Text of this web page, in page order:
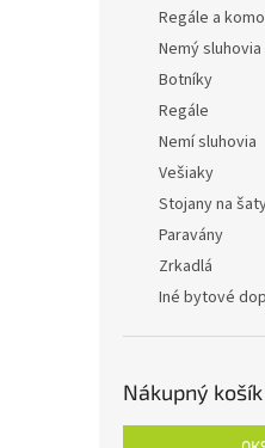
Regále a
Nemý sluhovia
Botníky
Regále
Nemí sluhovia
Vešiaky
Stojany na
Paravány
Zrkadlá
Iné bytové
Nákupný košík